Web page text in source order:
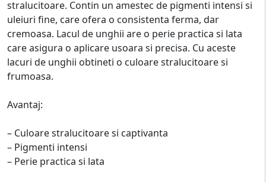
stralucitoare. Contin un amestec de pigmenti intensi si
uleiuri fine, care ofera o consistenta ferma, dar
cremoasa. Lacul de unghii are o perie practica si lata
care asigura o aplicare usoara si precisa. Cu aceste
lacuri de unghii obtineti o culoare stralucitoare si
frumoasa.
Avantaj:
– Culoare stralucitoare si captivanta
– Pigmenti intensi
– Perie practica si lata